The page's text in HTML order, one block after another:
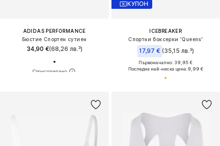
ADIDAS PERFORMANCE
Бюстие Спортен сутиен
34,90 €(68,26 лв.³)
КУПОН
ICEBREAKER
Спортни боксерки 'Queens'
17,97 € (35,15 лв.³)
Първоначално: 39,95 €
Последна най-ниска цена:9,99 €